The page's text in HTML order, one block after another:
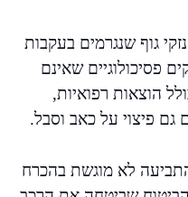
גוף שנגרמים בעקבות
פסיכולוגיים שאינם
הוצאות רפואיות,
גם פיצוי על כאב וסבל.
לא מוגשת בהכרח